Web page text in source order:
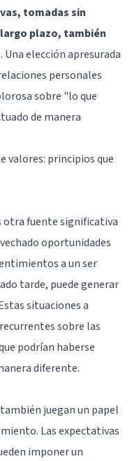
tomadas sin
plazo, también
. Una elección apresurada
personales
sobre "lo que
de manera
valores: principios que
otra fuente significativa
oportunidades
a un ser
tarde, puede generar
situaciones a
sobre las
podrían haberse
diferente.
juegan un papel
Las expectativas
imponer un